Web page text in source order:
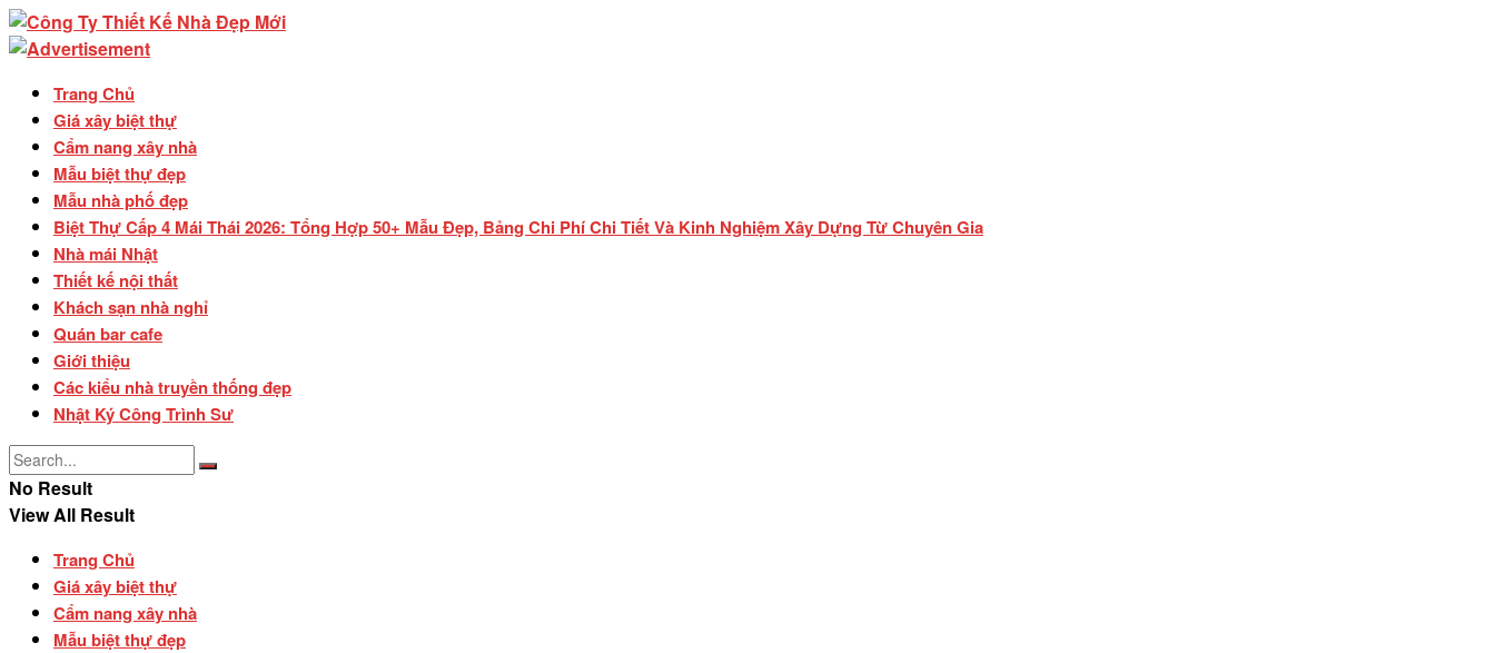
Trang Chủ
Giá xây biệt thự
Cẩm nang xây nhà
Mẫu biệt thự đẹp
Mẫu nhà phố đẹp
Biệt Thự Cấp 4 Mái Thái 2026: Tổng Hợp 50+ Mẫu Đẹp, Bảng Chi Phí Chi Tiết Và Kinh Nghiệm Xây Dựng Từ Chuyên Gia
Nhà mái Nhật
Thiết kế nội thất
Khách sạn nhà nghỉ
Quán bar cafe
Giới thiệu
Các kiểu nhà truyền thống đẹp
Nhật Ký Công Trình Sư
No Result
View All Result
Trang Chủ
Giá xây biệt thự
Cẩm nang xây nhà
Mẫu biệt thự đẹp